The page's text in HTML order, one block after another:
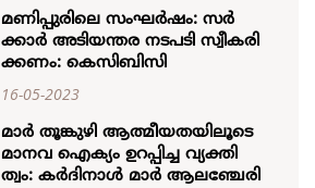
മ​ണി​പ്പു​രി​ലെ സം​ഘ​ർ​ഷം: സ​ർ​
ക്കാ​ർ അ​ടി​യ​ന്ത​ര ന​ട​പ​ടി​ സ്വീ​ക​രി​
ക്ക​ണം: കെ​സി​ബി​സി
16-05-2023
മാ​ർ തൂ​ങ്കു​ഴി ആ​ത്മീ​യ​ത​യി​ലൂ​ടെ
മാ​ന​വ​ ഐ​ക്യം ഉ​റ​പ്പി​ച്ച വ്യ​ക്തി​
ത്വം: ക​ർ​ദി​നാ​ൾ മാ​ർ ആ​ല​ഞ്ചേ​രി